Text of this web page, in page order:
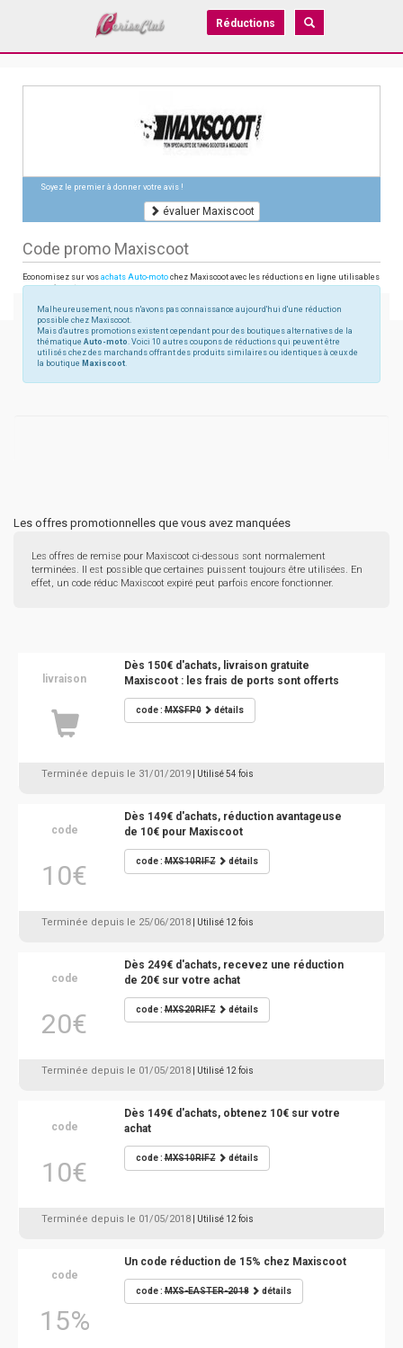
Réductions
Soyez le premier à donner votre avis !
évaluer Maxiscoot
Code promo Maxiscoot
Economisez sur vos achats Auto-moto chez Maxiscoot avec les réductions en ligne utilisables
sur maxiscoot.com
Malheureusement, nous n'avons pas connaissance aujourd'hui d'une réduction
possible chez Maxiscoot.
Mais d'autres promotions existent cependant pour des boutiques alternatives de la
thématique Auto-moto. Voici 10 autres coupons de réductions qui peuvent être
utilisés chez des marchands offrant des produits similaires ou identiques à ceux de
la boutique Maxiscoot.
Les offres promotionnelles que vous avez manquées
Les offres de remise pour Maxiscoot ci-dessous sont normalement
terminées. Il est possible que certaines puissent toujours être utilisées. En
effet, un code réduc Maxiscoot expiré peut parfois encore fonctionner.
livraison
Dès 150€ d'achats, livraison gratuite
Maxiscoot : les frais de ports sont offerts
code :MXSFP0 détails
Terminée depuis le 31/01/2019 | Utilisé 54 fois
code
10€
Dès 149€ d'achats, réduction avantageuse
de 10€ pour Maxiscoot
code :MXS10RIFZ détails
Terminée depuis le 25/06/2018 | Utilisé 12 fois
code
20€
Dès 249€ d'achats, recevez une réduction
de 20€ sur votre achat
code :MXS20RIFZ détails
Terminée depuis le 01/05/2018 | Utilisé 12 fois
code
10€
Dès 149€ d'achats, obtenez 10€ sur votre
achat
code :MXS10RIFZ détails
Terminée depuis le 01/05/2018 | Utilisé 12 fois
code
15%
Un code réduction de 15% chez Maxiscoot
code :MXS-EASTER-2018 détails